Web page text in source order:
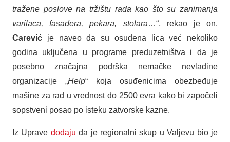
tražene poslove na tržištu rada kao što su zanimanja
varilaca, fasadera, pekara, stolara…“, rekao je on.
Carević je naveo da su osuđena lica već nekoliko
godina uključena u programe preduzetništva i da je
posebno značajna podrška nemačke nevladine
organizacije „Help“ koja osuđenicima obezbeđuje
mašine za rad u vrednost do 2500 evra kako bi započeli
sopstveni posao po isteku zatvorske kazne.
Iz Uprave dodaju da je regionalni skup u Valjevu bio je